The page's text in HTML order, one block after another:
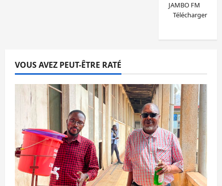
JAMBO FM
Télécharger
VOUS AVEZ PEUT-ÊTRE RATÉ